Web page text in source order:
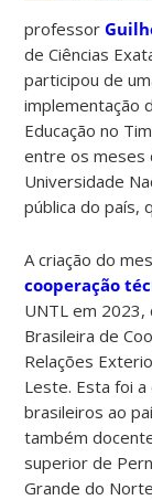
professor
de Ciências
participou de
implementação
Educação no
entre os meses
Universidade
pública do país,
A criação do
cooperação
UNTL em 2023,
Brasileira de
Relações
Leste. Esta foi
brasileiros ao
também
superior de
Grande do